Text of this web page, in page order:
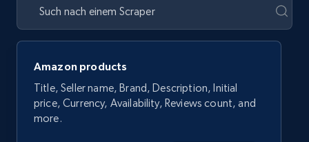
Amazon products
Title, Seller name, Brand, Description, Initial
price, Currency, Availability, Reviews count, and
more.